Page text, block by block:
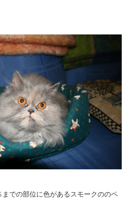
での部位に色があるスモークののペ